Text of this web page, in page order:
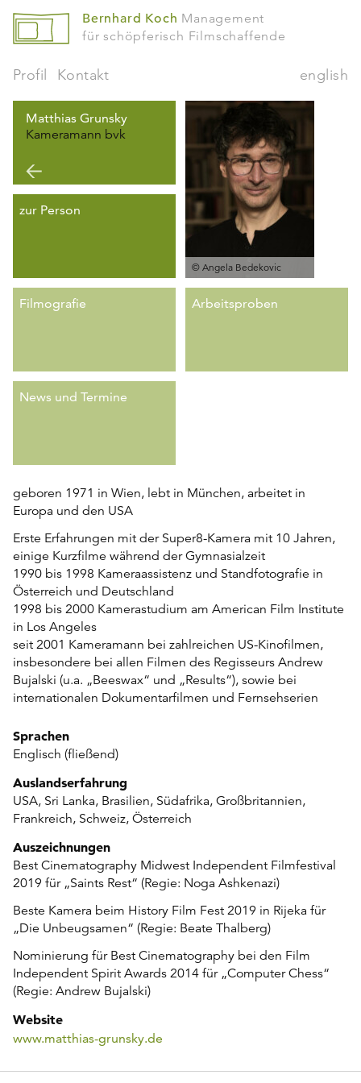
Bernhard Koch Management
für schöpferisch Filmschaffende
Profil Kontakt english
Matthias Grunsky
Kameramann bvk
© Angela Bedekovic
zur Person
Filmografie Arbeitsproben
News und Termine
geboren 1971 in Wien, lebt in München, arbeitet in
Europa und den USA
Erste Erfahrungen mit der Super8-Kamera mit 10 Jahren,
einige Kurzfilme während der Gymnasialzeit
1990 bis 1998 Kameraassistenz und Standfotografie in
Österreich und Deutschland
1998 bis 2000 Kamerastudium am American Film Institute
in Los Angeles
seit 2001 Kameramann bei zahlreichen US-Kinofilmen,
insbesondere bei allen Filmen des Regisseurs Andrew
Bujalski (u.a. „Beeswax“ und „Results“), sowie bei
internationalen Dokumentarfilmen und Fernsehserien
Sprachen
Englisch (fließend)
Auslandserfahrung
USA, Sri Lanka, Brasilien, Südafrika, Großbritannien,
Frankreich, Schweiz, Österreich
Auszeichnungen
Best Cinematography Midwest Independent Filmfestival
2019 für „Saints Rest“ (Regie: Noga Ashkenazi)
Beste Kamera beim History Film Fest 2019 in Rijeka für
„Die Unbeugsamen“ (Regie: Beate Thalberg)
Nominierung für Best Cinematography bei den Film
Independent Spirit Awards 2014 für „Computer Chess“
(Regie: Andrew Bujalski)
Website
www.matthias-grunsky.de